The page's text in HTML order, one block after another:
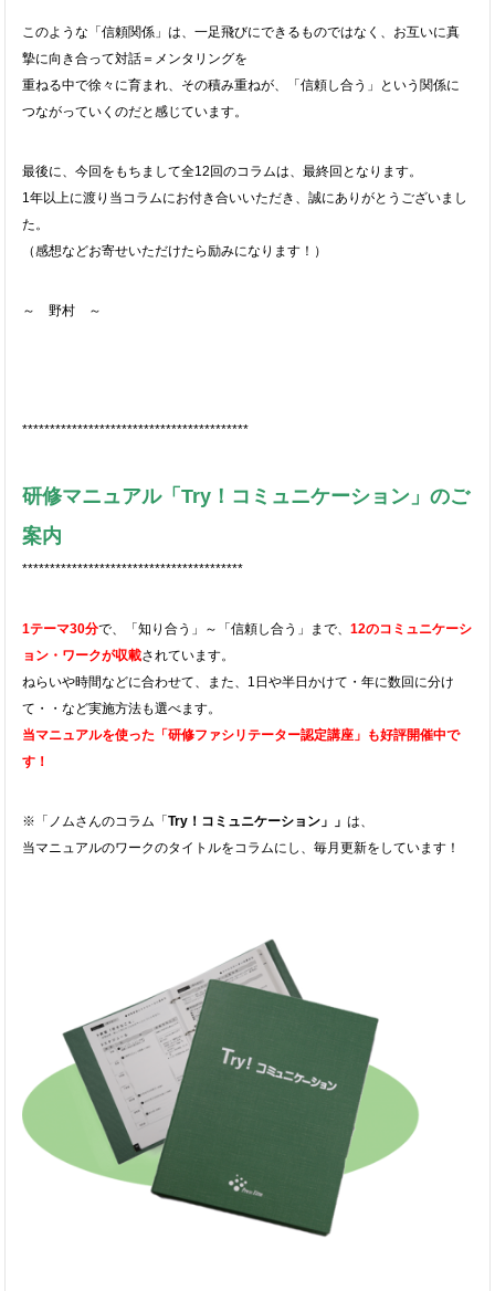
このような「信頼関係」は、一足飛びにできるものではなく、お互いに真
摯に向き合って対話＝メンタリングを
重ねる中で徐々に育まれ、その積み重ねが、「信頼し合う」という関係に
つながっていくのだと感じています。
最後に、今回をもちまして全12回のコラムは、最終回となります。
1年以上に渡り当コラムにお付き合いいただき、誠にありがとうございまし
た。
（感想などお寄せいただけたら励みになります！）
～ 野村 ～
*****************************************
研修マニュアル「Try！コミュニケーション」のご
案内
****************************************
1テーマ30分で、「知り合う」～「信頼し合う」まで、12のコミュニケーシ
ョン・ワークが収載されています。
ねらいや時間などに合わせて、また、1日や半日かけて・年に数回に分け
て・・など実施方法も選べます。
当マニュアルを使った「研修ファシリテーター認定講座」 も好評開催中で
す！
※「ノムさんのコラム「Try！コミュニケーション」」は、
当マニュアルのワークのタイトルをコラムにし、毎月更新をしています！